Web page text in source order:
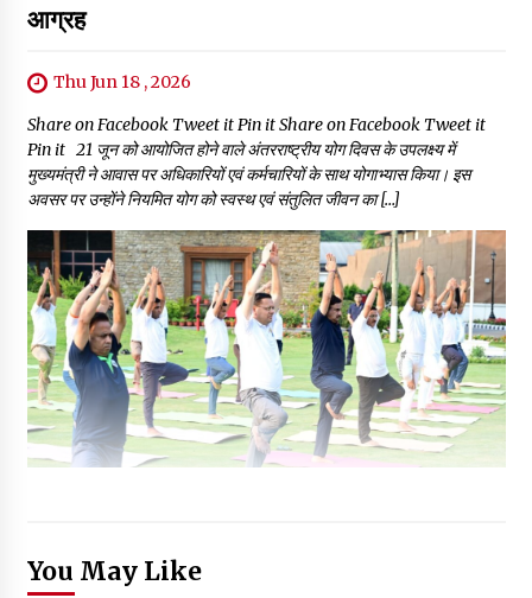
आग्रह
Thu Jun 18 , 2026
Share on Facebook Tweet it Pin it Share on Facebook Tweet it
Pin it 21 जून को आयोजित होने वाले अंतरराष्ट्रीय योग दिवस के उपलक्ष्य में
मुख्यमंत्री ने आवास पर अधिकारियों एवं कर्मचारियों के साथ योगाभ्यास किया। इस
अवसर पर उन्होंने नियमित योग को स्वस्थ एवं संतुलित जीवन का […]
You May Like